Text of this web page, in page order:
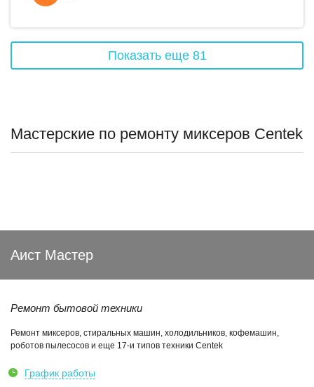
Показать еще 81
Мастерские по ремонту миксеров Centek
Аист Мастер
Ремонт бытовой техники
Ремонт миксеров, стиральных машин, холодильников, кофемашин,
роботов пылесосов и еще 17-и типов техники Centek
График работы